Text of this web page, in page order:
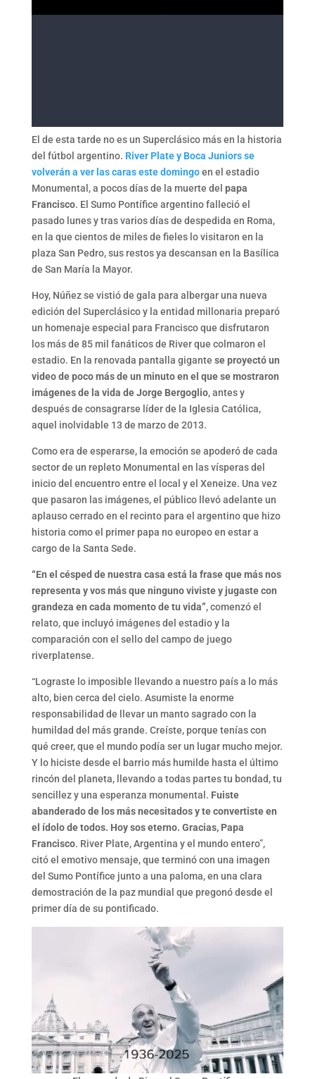
El de esta tarde no es un Superclásico más en la historia
del fútbol argentino. River Plate y Boca Juniors se
volverán a ver las caras este domingoen el estadio
Monumental, a pocos días de la muerte del papa
Francisco. El Sumo Pontífice argentino falleció el
pasado lunes y tras varios días de despedida en Roma,
en la que cientos de miles de fieles lo visitaron en la
plaza San Pedro, sus restos ya descansan en la Basílica
de San María la Mayor.
Hoy, Núñez se vistió de gala para albergar una nueva
edición del Superclásico y la entidad millonaria preparó
un homenaje especial para Francisco que disfrutaron
los más de 85 mil fanáticos de River que colmaron el
estadio. En la renovada pantalla gigante se proyectó un
video de poco más de un minuto en el que se mostraron
imágenes de la vida de Jorge Bergoglio, antes y
después de consagrarse líder de la Iglesia Católica,
aquel inolvidable 13 de marzo de 2013.
Como era de esperarse, la emoción se apoderó de cada
sector de un repleto Monumental en las vísperas del
inicio del encuentro entre el local y el Xeneize. Una vez
que pasaron las imágenes, el público llevó adelante un
aplauso cerrado en el recinto para el argentino que hizo
historia como el primer papa no europeo en estar a
cargo de la Santa Sede.
“En el césped de nuestra casa está la frase que más nos
representa y vos más que ninguno viviste y jugaste con
grandeza en cada momento de tu vida”, comenzó el
relato, que incluyó imágenes del estadio y la
comparación con el sello del campo de juego
riverplatense.
“Lograste lo imposible llevando a nuestro país a lo más
alto, bien cerca del cielo. Asumiste la enorme
responsabilidad de llevar un manto sagrado con la
humildad del más grande. Creíste, porque tenías con
qué creer, que el mundo podía ser un lugar mucho mejor.
Y lo hiciste desde el barrio más humilde hasta el último
rincón del planeta, llevando a todas partes tu bondad, tu
sencillez y una esperanza monumental. Fuiste
abanderado de los más necesitados y te convertiste en
el ídolo de todos. Hoy sos eterno. Gracias, Papa
Francisco. River Plate, Argentina y el mundo entero”,
citó el emotivo mensaje, que terminó con una imagen
del Sumo Pontífice junto a una paloma, en una clara
demostración de la paz mundial que pregonó desde el
primer día de su pontificado.